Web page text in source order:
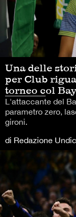
Una delle
per Club
torneo col
L'attaccante del
parametro zero,
gironi.
di Redazione